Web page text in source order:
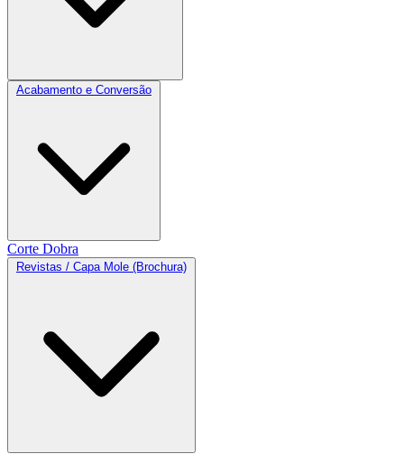
Acabamento e Conversão
Corte Dobra
Revistas / Capa Mole (Brochura)